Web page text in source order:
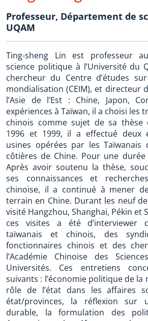
Professeur, Département de
UQAM
Ting-sheng Lin est professeur
science politique à l’Université du
chercheur du Centre d’études
mondialisation (CEIM), et directeur
l’Asie de l’Est : Chine, Japon,
expériences à Taïwan, il a choisi les
chinois comme sujet de sa thèse
1996 et 1999, il a effectué deux
usines opérées par les Taïwanais
côtières de Chine. Pour une
Après avoir soutenu la thèse,
ses connaissances et
chinoise, il a continué à mener
terrain en Chine. Durant les neuf
visité Hangzhou, Shanghai, Pékin et
ces visites a été d’interviewer
taïwanais et chinois, des
fonctionnaires chinois et des
l’Académie Chinoise des
Universités. Ces entretiens
suivants : l’économie politique de la
rôle de l’état dans les affaires
état/provinces, la réflexion sur
durable, la formulation des